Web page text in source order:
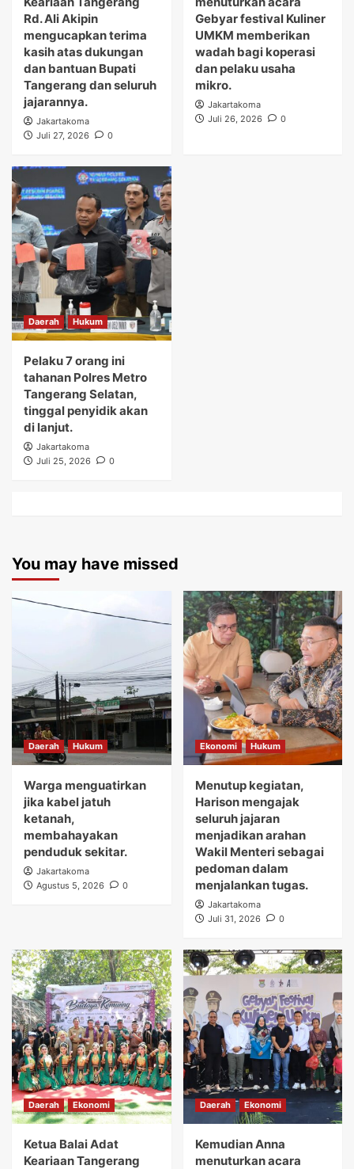
Rd. Ali Akipin
mengucapkan terima
kasih atas dukungan
dan bantuan Bupati
Tangerang dan seluruh
jajarannya.
Jakartakoma
Juli 27, 2026
0
Gebyar festival Kuliner
UMKM memberikan
wadah bagi koperasi
dan pelaku usaha
mikro.
Jakartakoma
Juli 26, 2026
0
Daerah Hukum
Pelaku 7 orang ini
tahanan Polres Metro
Tangerang Selatan,
tinggal penyidik akan
di lanjut.
Jakartakoma
Juli 25, 2026
0
You may have missed
Daerah Hukum
Warga menguatirkan
jika kabel jatuh
ketanah,
membahayakan
penduduk sekitar.
Jakartakoma
Agustus 5, 2026
0
Ekonomi Hukum
Menutup kegiatan,
Harison mengajak
seluruh jajaran
menjadikan arahan
Wakil Menteri sebagai
pedoman dalam
menjalankan tugas.
Jakartakoma
Juli 31, 2026
0
Daerah Ekonomi
Ketua Balai Adat
Keariaan Tangerang
Daerah Ekonomi
Kemudian Anna
menuturkan acara